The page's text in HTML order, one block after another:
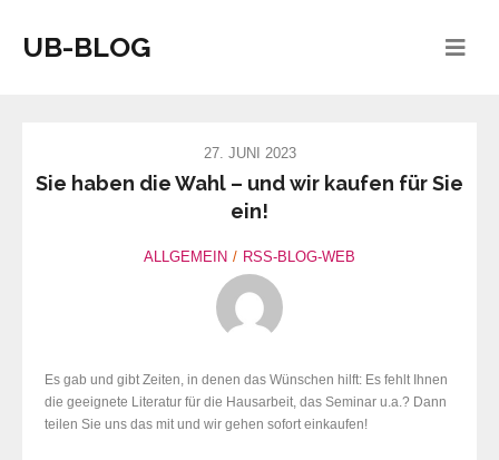
UB-BLOG
27. JUNI 2023
Sie haben die Wahl – und wir kaufen für Sie
ein!
ALLGEMEIN RSS-BLOG-WEB
Es gab und gibt Zeiten, in denen das Wünschen hilft: Es fehlt Ihnen
die geeignete Literatur für die Hausarbeit, das Seminar u.a.? Dann
teilen Sie uns das mit und wir gehen sofort einkaufen!